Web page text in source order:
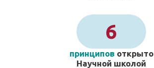
6
принципов открыто
Научной школой